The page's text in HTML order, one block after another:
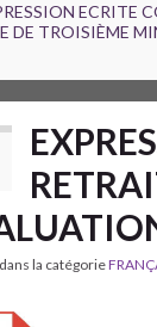
ECRITE
DE TROISIÈME
dans la catégorie